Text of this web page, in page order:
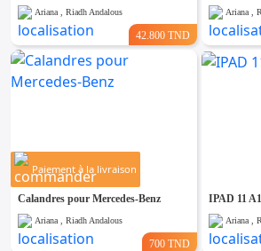
Ariana , Riadh Andalous
42.800 TND
Ariana ,
Paiement à la livraison
Calandres pour Mercedes-Benz
Ariana , Riadh Andalous
700 TND
IPAD 11
Ariana ,